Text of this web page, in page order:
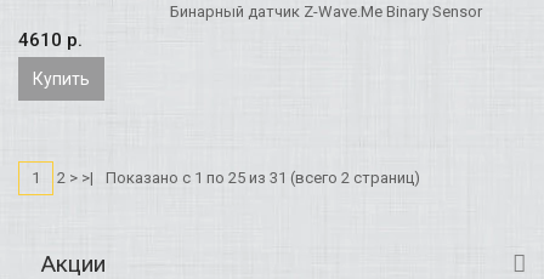
Бинарный датчик Z-Wave.Me Binary Sensor
4610 p.
Купить
1 2 > >| Показано с 1 по 25 из 31 (всего 2 страниц)
Акции